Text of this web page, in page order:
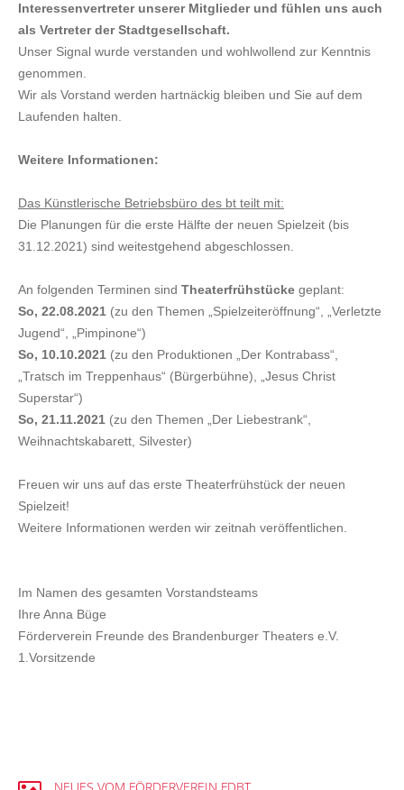
Interessenvertreter unserer Mitglieder und fühlen uns auch
als Vertreter der Stadtgesellschaft.
Unser Signal wurde verstanden und wohlwollend zur Kenntnis
genommen.
Wir als Vorstand werden hartnäckig bleiben und Sie auf dem
Laufenden halten.
Weitere Informationen:
Das Künstlerische Betriebsbüro des bt teilt mit:
Die Planungen für die erste Hälfte der neuen Spielzeit (bis
31.12.2021) sind weitestgehend abgeschlossen.
An folgenden Terminen sind Theaterfrühstücke geplant:
So, 22.08.2021 (zu den Themen „Spielzeiteröffnung“, „Verletzte
Jugend“, „Pimpinone“)
So, 10.10.2021 (zu den Produktionen „Der Kontrabass“,
„Tratsch im Treppenhaus“ (Bürgerbühne), „Jesus Christ
Superstar“)
So, 21.11.2021 (zu den Themen „Der Liebestrank“,
Weihnachtskabarett, Silvester)
Freuen wir uns auf das erste Theaterfrühstück der neuen
Spielzeit!
Weitere Informationen werden wir zeitnah veröffentlichen.
Im Namen des gesamten Vorstandsteams
Ihre Anna Büge
Förderverein Freunde des Brandenburger Theaters e.V.
1.Vorsitzende